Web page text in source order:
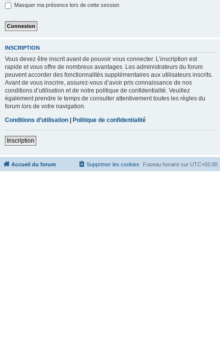
Masquer ma présence lors de cette session
INSCRIPTION
Vous devez être inscrit avant de pouvoir vous connecter. L’inscription est
rapide et vous offre de nombreux avantages. Les administrateurs du forum
peuvent accorder des fonctionnalités supplémentaires aux utilisateurs inscrits.
Avant de vous inscrire, assurez-vous d’avoir pris connaissance de nos
conditions d’utilisation et de notre politique de confidentialité. Veuillez
également prendre le temps de consulter attentivement toutes les règles du
forum lors de votre navigation.
Conditions d’utilisation
Politique de confidentialité
Inscription
Accueil du forum Fuseau horaire sur UTC+02:00
Supprimer les cookies